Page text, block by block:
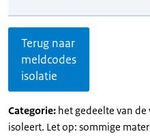
Terug naar
meldcodes
isolatie
Categorie: het gedeelte van
isoleert. Let op: sommige